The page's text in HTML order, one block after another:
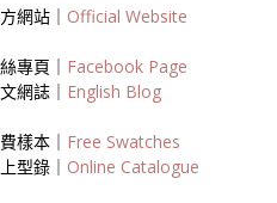
網站｜ Official Website
專頁｜ Facebook Page
網誌｜ English Blog
樣本｜ Free Swatches
型錄｜ Online Catalogue